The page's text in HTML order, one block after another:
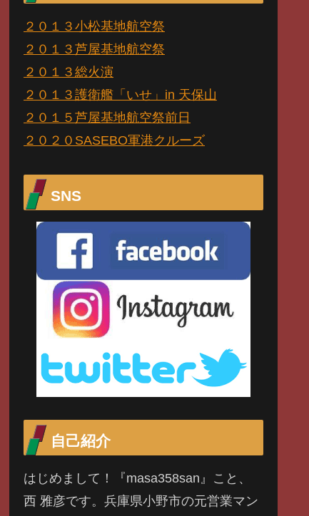
２０１３小松基地航空祭
２０１３芦屋基地航空祭
２０１３総火演
２０１３護衛艦「いせ」in 天保山
２０１５芦屋基地航空祭前日
２０２０SASEBO軍港クルーズ
SNS
自己紹介
はじめまして！『masa358san』こと、
西 雅彦です。兵庫県小野市の元営業マン